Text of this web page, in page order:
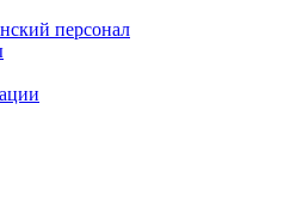
персонал